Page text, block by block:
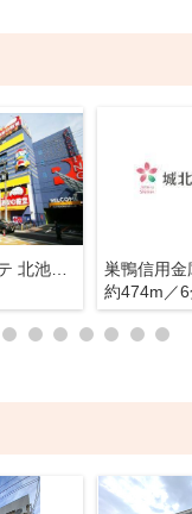
ドン・キホーテ 北池袋店
約474m／